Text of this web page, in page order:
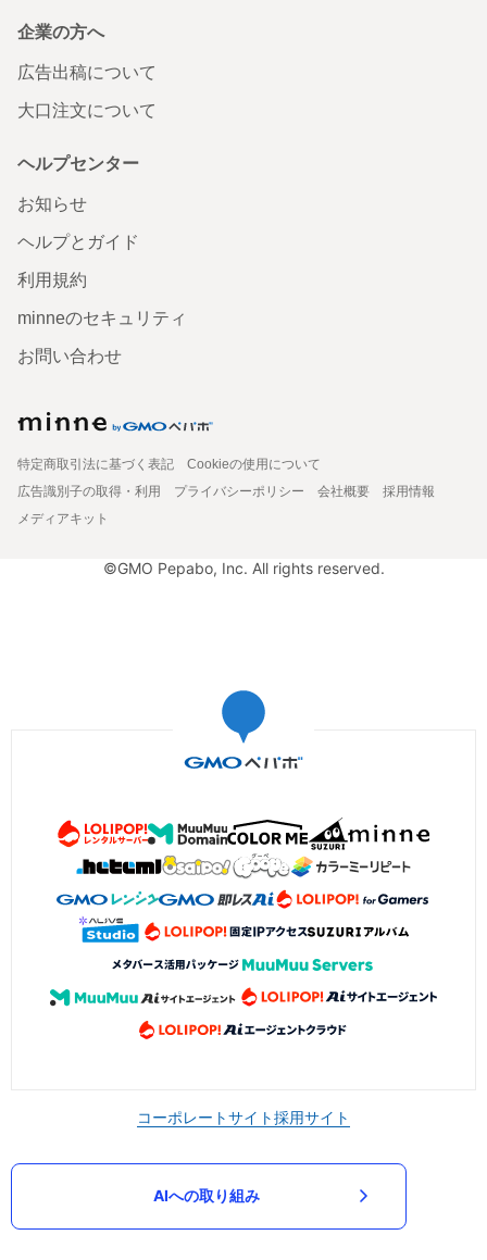
企業の方へ
広告出稿について
大口注文について
ヘルプセンター
お知らせ
ヘルプとガイド
利用規約
minneのセキュリティ
お問い合わせ
特定商取引法に基づく表記
Cookieの使用について
広告識別子の取得・利用
プライバシーポリシー 会社概要
採用情報
メディアキット
©GMO Pepabo, Inc. All rights reserved.
コーポレートサイト採用サイト
AIへの取り組み